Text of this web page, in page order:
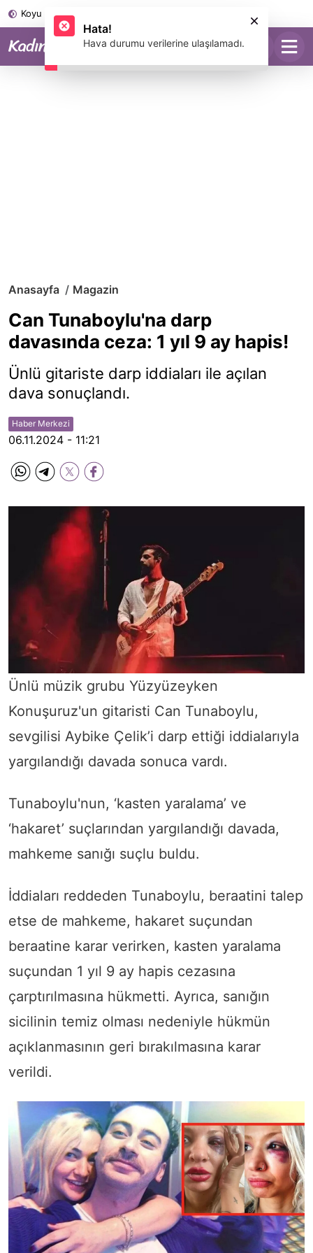
Koyu Mod
Anasayfa Magazin
Can Tunaboylu'na darp
davasında ceza: 1 yıl 9 ay hapis!
Ünlü gitariste darp iddiaları ile açılan
dava sonuçlandı.
Haber Merkezi
06.11.2024 - 11:21
Ünlü müzik grubu Yüzyüzeyken
Konuşuruz'un gitaristi Can Tunaboylu,
sevgilisi Aybike Çelik’i darp ettiği iddialarıyla
yargılandığı davada sonuca vardı.
Tunaboylu'nun, ‘kasten yaralama’ ve
‘hakaret’ suçlarından yargılandığı davada,
mahkeme sanığı suçlu buldu.
İddiaları reddeden Tunaboylu, beraatini talep
etse de mahkeme, hakaret suçundan
beraatine karar verirken, kasten yaralama
suçundan 1 yıl 9 ay hapis cezasına
çarptırılmasına hükmetti. Ayrıca, sanığın
sicilinin temiz olması nedeniyle hükmün
açıklanmasının geri bırakılmasına karar
verildi.